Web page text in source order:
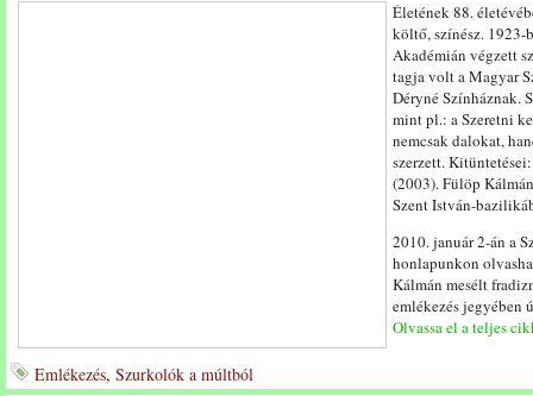
Életének 88.
költő, színész. 1923-
Akadémián végzett
tagja volt a Magyar
Déryné Színháznak.
mint pl.: a Szeretni
nemcsak dalokat,
szerzett.
(2003). Fülöp
Szent István-
2010. január 2-án a
honlapunkon
Kálmán mesélt
emlékezés jegyében
Olvassa el a teljes
Emlékezés, Szurkolók a múltból